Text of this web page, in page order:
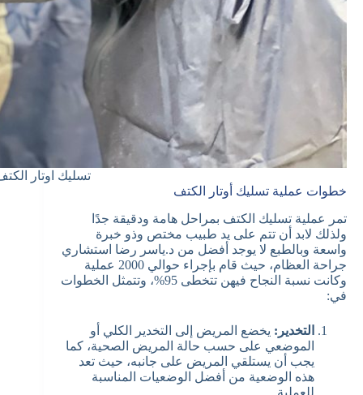
تسليك اوتار
خطوات عملية تسليك أوتار الكتف
تمر عملية تسليك الكتف بمراحل هامة ودقيقة جدًا
ولذلك لابد أن تتم على يد طبيب مختص وذو خبرة
واسعة وبالطبع لا يوجد أفضل من د.ياسر رضا استشاري
جراحة العظام، حيث قام بإجراء حوالي 2000 عملية
وكانت نسبة النجاح فيهن تتخطى 95%، وتتمثل الخطوات
في:
التخدير: يخضع المريض إلى التخدير الكلي أو
الموضعي على حسب حالة المريض الصحية، كما
يجب أن يستلقي المريض على جانبه، حيث تعد
هذه الوضعية من أفضل الوضعيات المناسبة
للعملية.